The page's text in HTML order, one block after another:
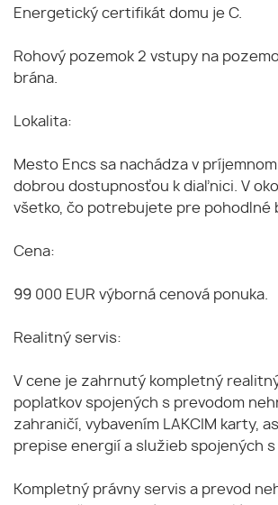
Energetický certifikát domu je C.
Rohový pozemok 2 vstupy na
brána.
Lokalita:
Mesto Encs sa nachádza v
dobrou dostupnosťou k diaľnici. V
všetko, čo potrebujete pre pohodlné
Cena:
99 000 EUR výborná cenová ponuka.
Realitný servis:
V cene je zahrnutý kompletný
poplatkov spojených s prevodom
zahraničí, vybavením LAKCIM karty,
prepise energií a služieb spojených s
Kompletný právny servis a prevod